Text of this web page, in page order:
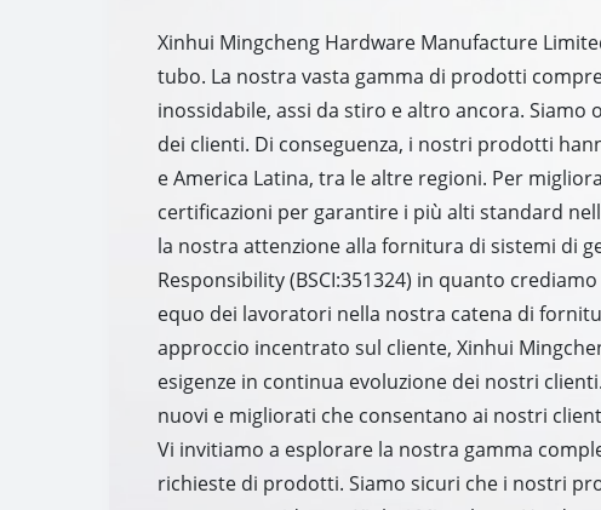
Xinhui Mingcheng Hardware Manufacture
tubo. La nostra vasta gamma di prodotti
inossidabile, assi da stiro e altro ancora.
dei clienti. Di conseguenza, i nostri prodotti
e America Latina, tra le altre regioni. Per
certificazioni per garantire i più alti standard
la nostra attenzione alla fornitura di sistemi di
Responsibility (BSCI:351324) in quanto
equo dei lavoratori nella nostra catena di
approccio incentrato sul cliente, Xinhui
esigenze in continua evoluzione dei nostri
nuovi e migliorati che consentano ai nostri
Vi invitiamo a esplorare la nostra gamma
richieste di prodotti. Siamo sicuri che i nostri